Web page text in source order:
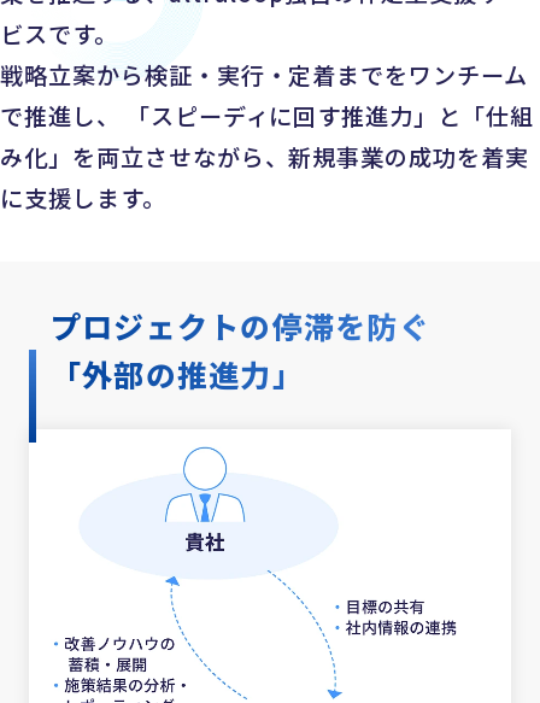
ビスです。
戦略立案から検証・実行・定着までをワンチーム
で推進し、
「スピーディに回す推進力」と「仕組
み化」を両立させながら、新規事業の成功を着実
に支援します。
プロジェクトの停滞を防ぐ
「外部の推進力」